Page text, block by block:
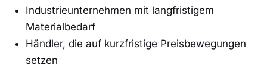
Industrieunternehmen mit langfristigem
Materialbedarf
Händler, die auf kurzfristige Preisbewegungen
setzen